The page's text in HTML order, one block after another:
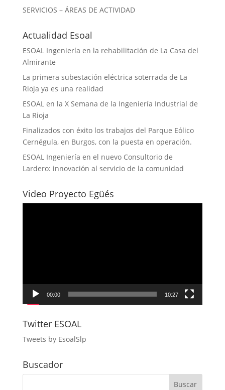
SERVICIOS – ÁREAS DE ACTIVIDAD
Actualidad Esoal
ESOAL Ingeniería en la rehabilitación de La Casa del
Almirante
La primera subestación eléctrica soterrada de La
Rioja ya es una realidad
ESOAL en la X Semana de la Ingeniería Industrial de
La Rioja
Finalizados con éxito los trabajos del Parque Eólico
Cernégula, en Burgos, con la puesta en operación.
ESOAL Ingeniería en el nuevo Consultorio de
Lardero: innovación al servicio de la comunidad
Video Proyecto Egüés
00:00 10:27
Twitter ESOAL
Tweets by EsoalSlp
Buscador